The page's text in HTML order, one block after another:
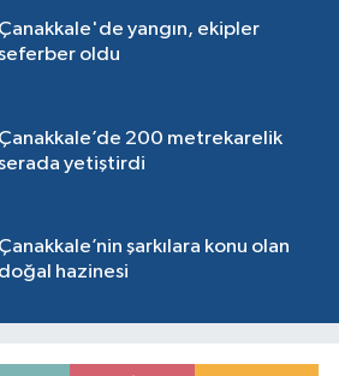
Çanakkale'de yangın, ekipler
oldu
Çanakkale’de 200 metrekarelik
yetiştirdi
Çanakkale’nin şarkılara konu olan
doğal hazinesi